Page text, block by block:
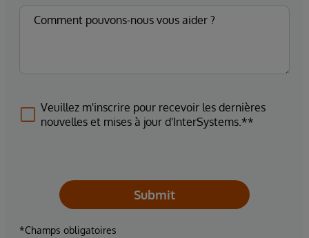
Veuillez m'inscrire pour recevoir les dernières
nouvelles et mises à jour d'InterSystems.**
Submit
*Champs obligatoires